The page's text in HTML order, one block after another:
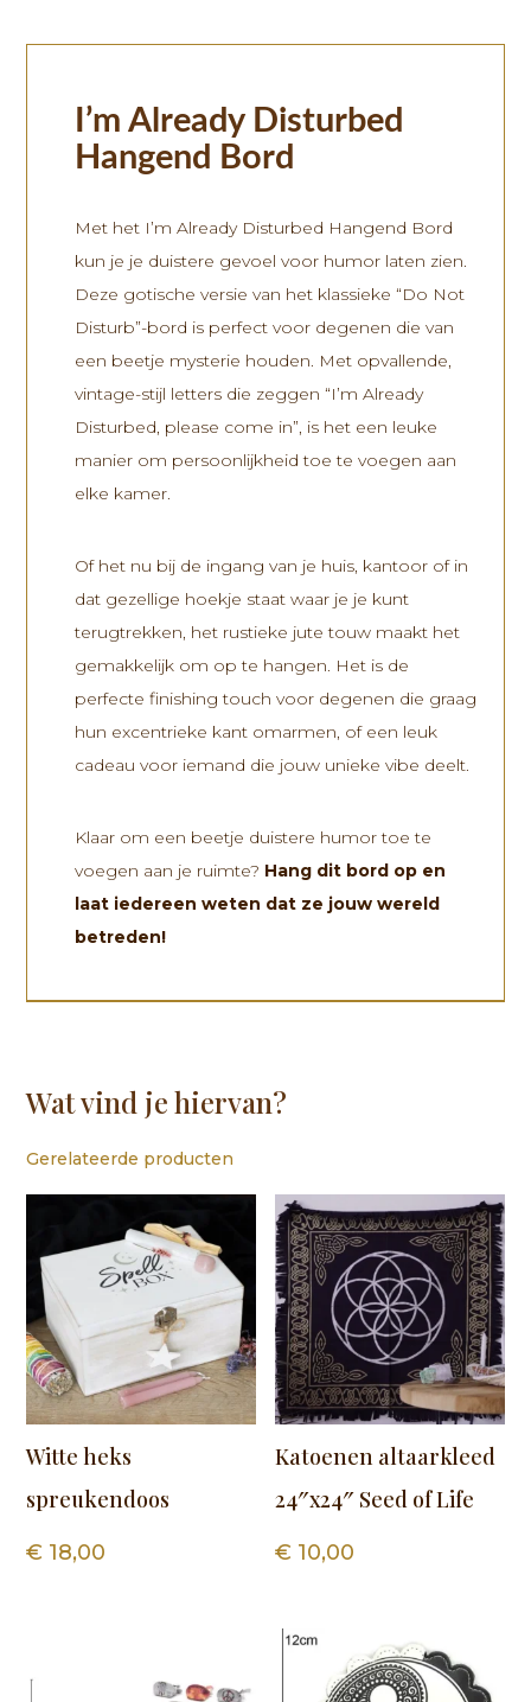
I’m Already Disturbed
Hangend Bord
Met het I’m Already Disturbed Hangend Bord
kun je je duistere gevoel voor humor laten zien.
Deze gotische versie van het klassieke “Do Not
Disturb”-bord is perfect voor degenen die van
een beetje mysterie houden. Met opvallende,
vintage-stijl letters die zeggen “I’m Already
Disturbed, please come in”, is het een leuke
manier om persoonlijkheid toe te voegen aan
elke kamer.
Of het nu bij de ingang van je huis, kantoor of in
dat gezellige hoekje staat waar je je kunt
terugtrekken, het rustieke jute touw maakt het
gemakkelijk om op te hangen. Het is de
perfecte finishing touch voor degenen die graag
hun excentrieke kant omarmen, of een leuk
cadeau voor iemand die jouw unieke vibe deelt.
Klaar om een ​​beetje duistere humor toe te
voegen aan je ruimte? Hang dit bord op en
laat iedereen weten dat ze jouw wereld
betreden!
Wat vind je hiervan?
Gerelateerde producten
Witte heks
spreukendoos
€ 18,00
Katoenen altaarkleed
24″x24″ Seed of Life
€ 10,00